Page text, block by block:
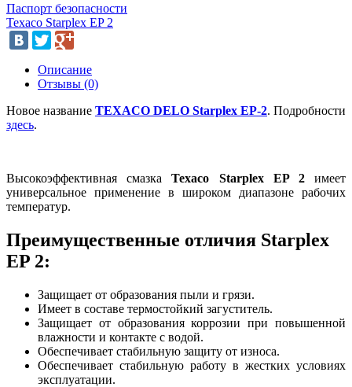
Паспорт безопасности
Texaco Starplex EP 2
Описание
Отзывы (0)
Новое название TEXACO DELO Starplex EP-2. Подробности
здесь.
Высокоэффективная смазкаTexaco Starplex EP 2имеет
универсальное применение в широком диапазоне рабочих
температур.
Преимущественные отличия Starplex
EP 2:
Защищает от образования пыли и грязи.
Имеет в составе термостойкий загуститель.
Защищает от образования коррозии при повышенной
влажности и контакте с водой.
Обеспечивает стабильную защиту от износа.
Обеспечивает стабильную работу в жестких условиях
эксплуатации.